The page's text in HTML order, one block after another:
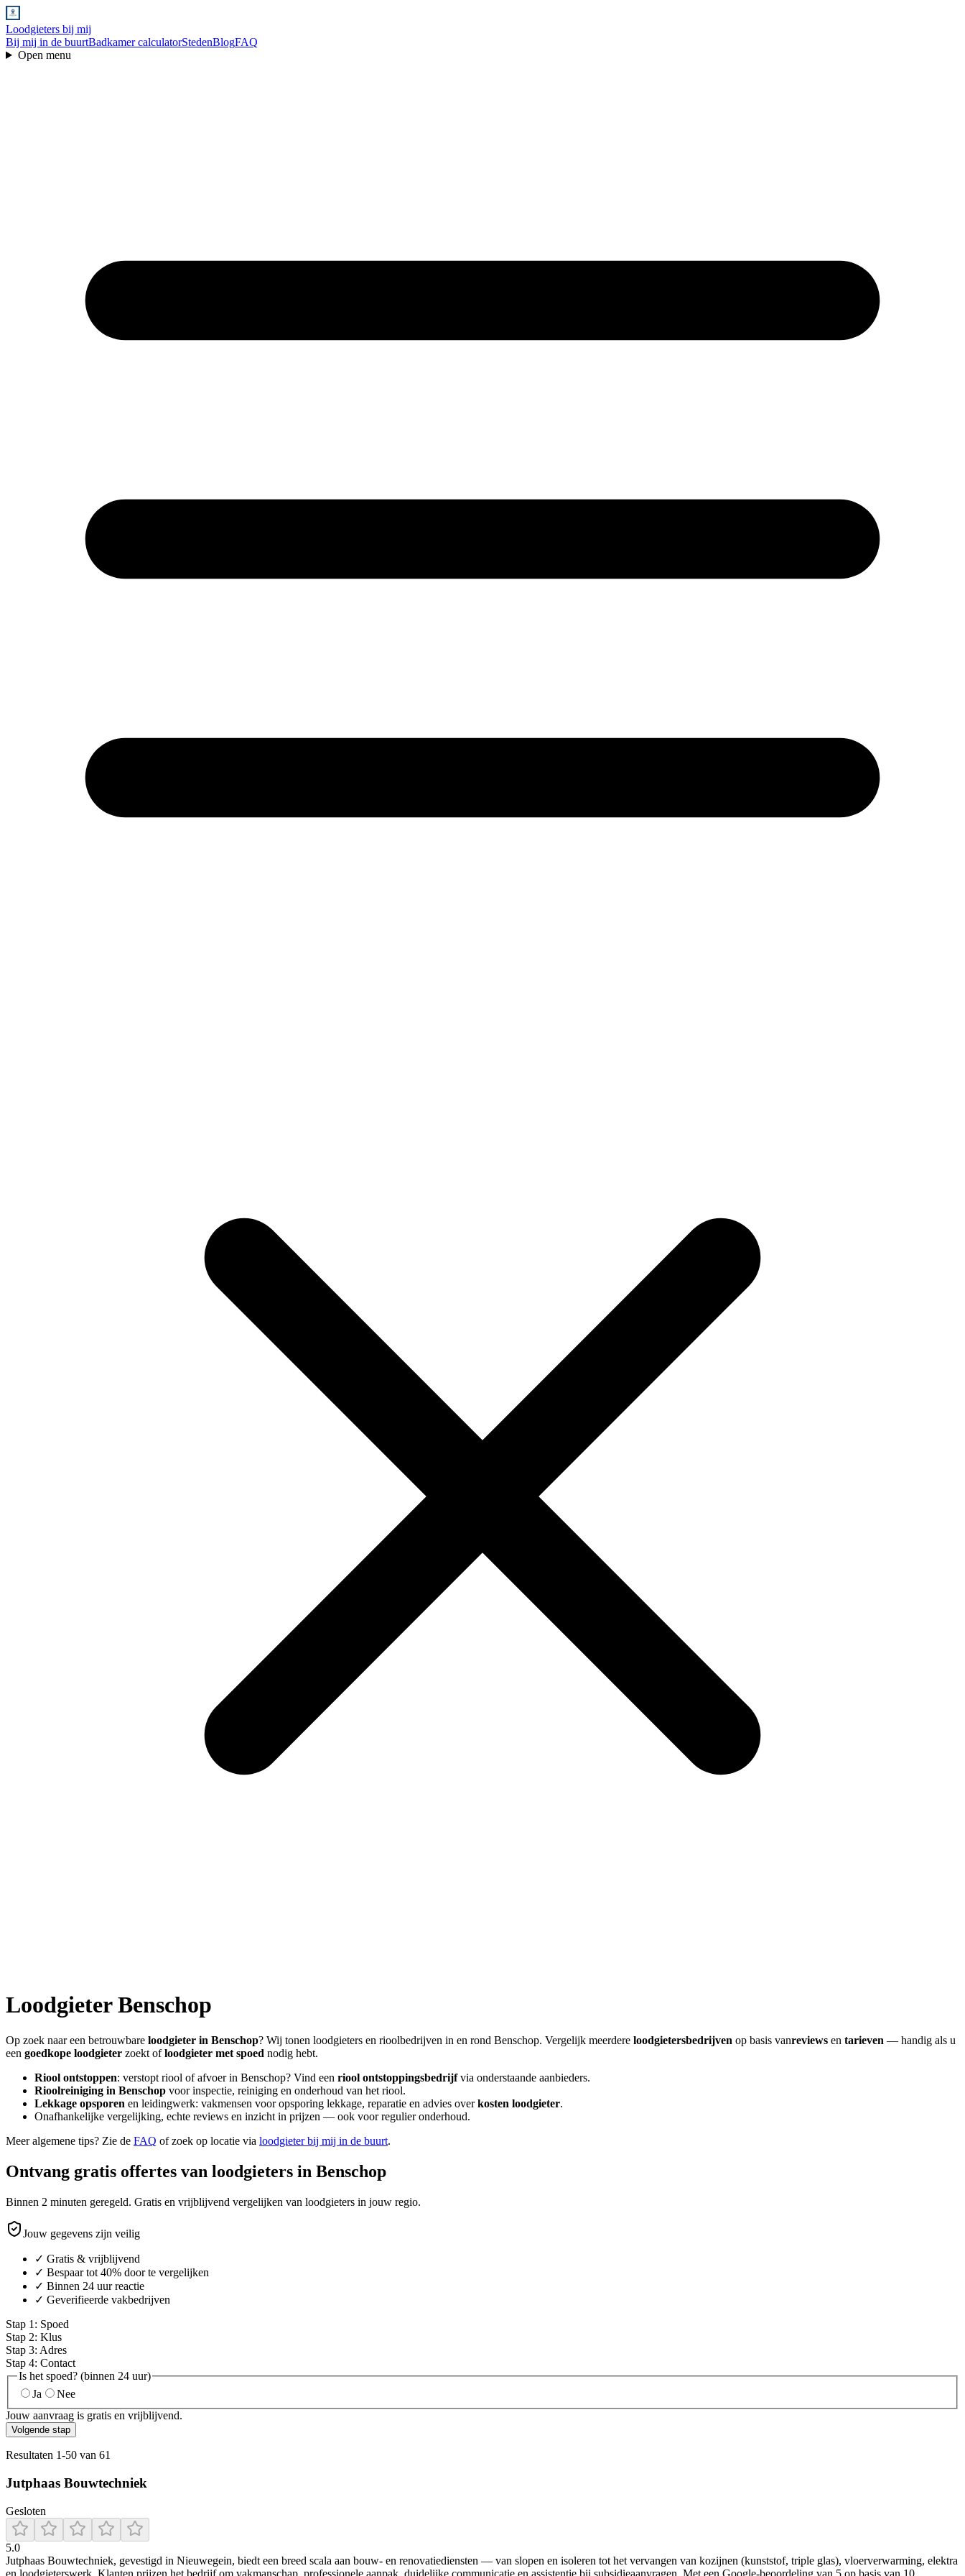
Loodgieters bij mij
Bij mij in de buurtBadkamer calculatorStedenBlogFAQ
Open menu
LoodgieterBenschop
Op zoek naar een betrouwbare loodgieter in Benschop? Wij tonen loodgieters en rioolbedrijven in en rond Benschop. Vergelijk meerdere loodgietersbedrijven op basis vanreviews en tarieven — handig als u
een goedkope loodgieter zoekt ofloodgieter met spoed nodig hebt.
Riool ontstoppen: verstopt riool of afvoer in Benschop? Vind een riool ontstoppingsbedrijfvia onderstaande aanbieders.
Rioolreiniging in Benschop voor inspectie, reiniging en onderhoud van het riool.
Lekkage opsporen en leidingwerk: vakmensen voor opsporing lekkage, reparatie en advies overkosten loodgieter.
Onafhankelijke vergelijking, echte reviews en inzicht in prijzen — ook voor regulier onderhoud.
Meer algemene tips? Zie de FAQ of zoek op locatie via loodgieter bij mij in de buurt.
Ontvang gratis offertes van loodgieters in Benschop
Binnen 2 minuten geregeld. Gratis en vrijblijvend vergelijken van loodgieters in jouw regio.
Jouw gegevens zijn veilig
✓ Gratis & vrijblijvend
✓ Bespaar tot 40% door te vergelijken
✓ Binnen 24 uur reactie
✓ Geverifieerde vakbedrijven
Stap 1 : Spoed
Stap 2: Klus
Stap 3: Adres
Stap 4: Contact
Is het spoed? (binnen 24 uur)
Ja
Nee
Jouw aanvraag is gratis en vrijblijvend.
Volgende stap
Resultaten 1-50 van 61
Jutphaas Bouwtechniek
Gesloten
5.0
Jutphaas Bouwtechniek, gevestigd in Nieuwegein, biedt een breed scala aan bouw- en renovatiediensten — van slopen en isoleren tot het vervangen van kozijnen (kunststof, triple glas), vloerverwarming, elektra
en loodgieterswerk. Klanten prijzen het bedrijf om vakmanschap, professionele aanpak, duidelijke communicatie en assistentie bij subsidieaanvragen. Met een Google‑beoordeling van 5 op basis van 10